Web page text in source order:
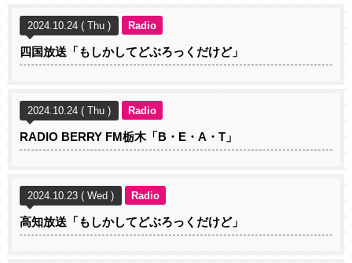
2024.10.24 ( Thu ) Radio
四国放送「もしかしてどぶろっくだけど」
2024.10.24 ( Thu ) Radio
RADIO BERRY FM栃木「B・E・A・T」
2024.10.23 ( Wed ) Radio
高知放送「もしかしてどぶろっくだけど」